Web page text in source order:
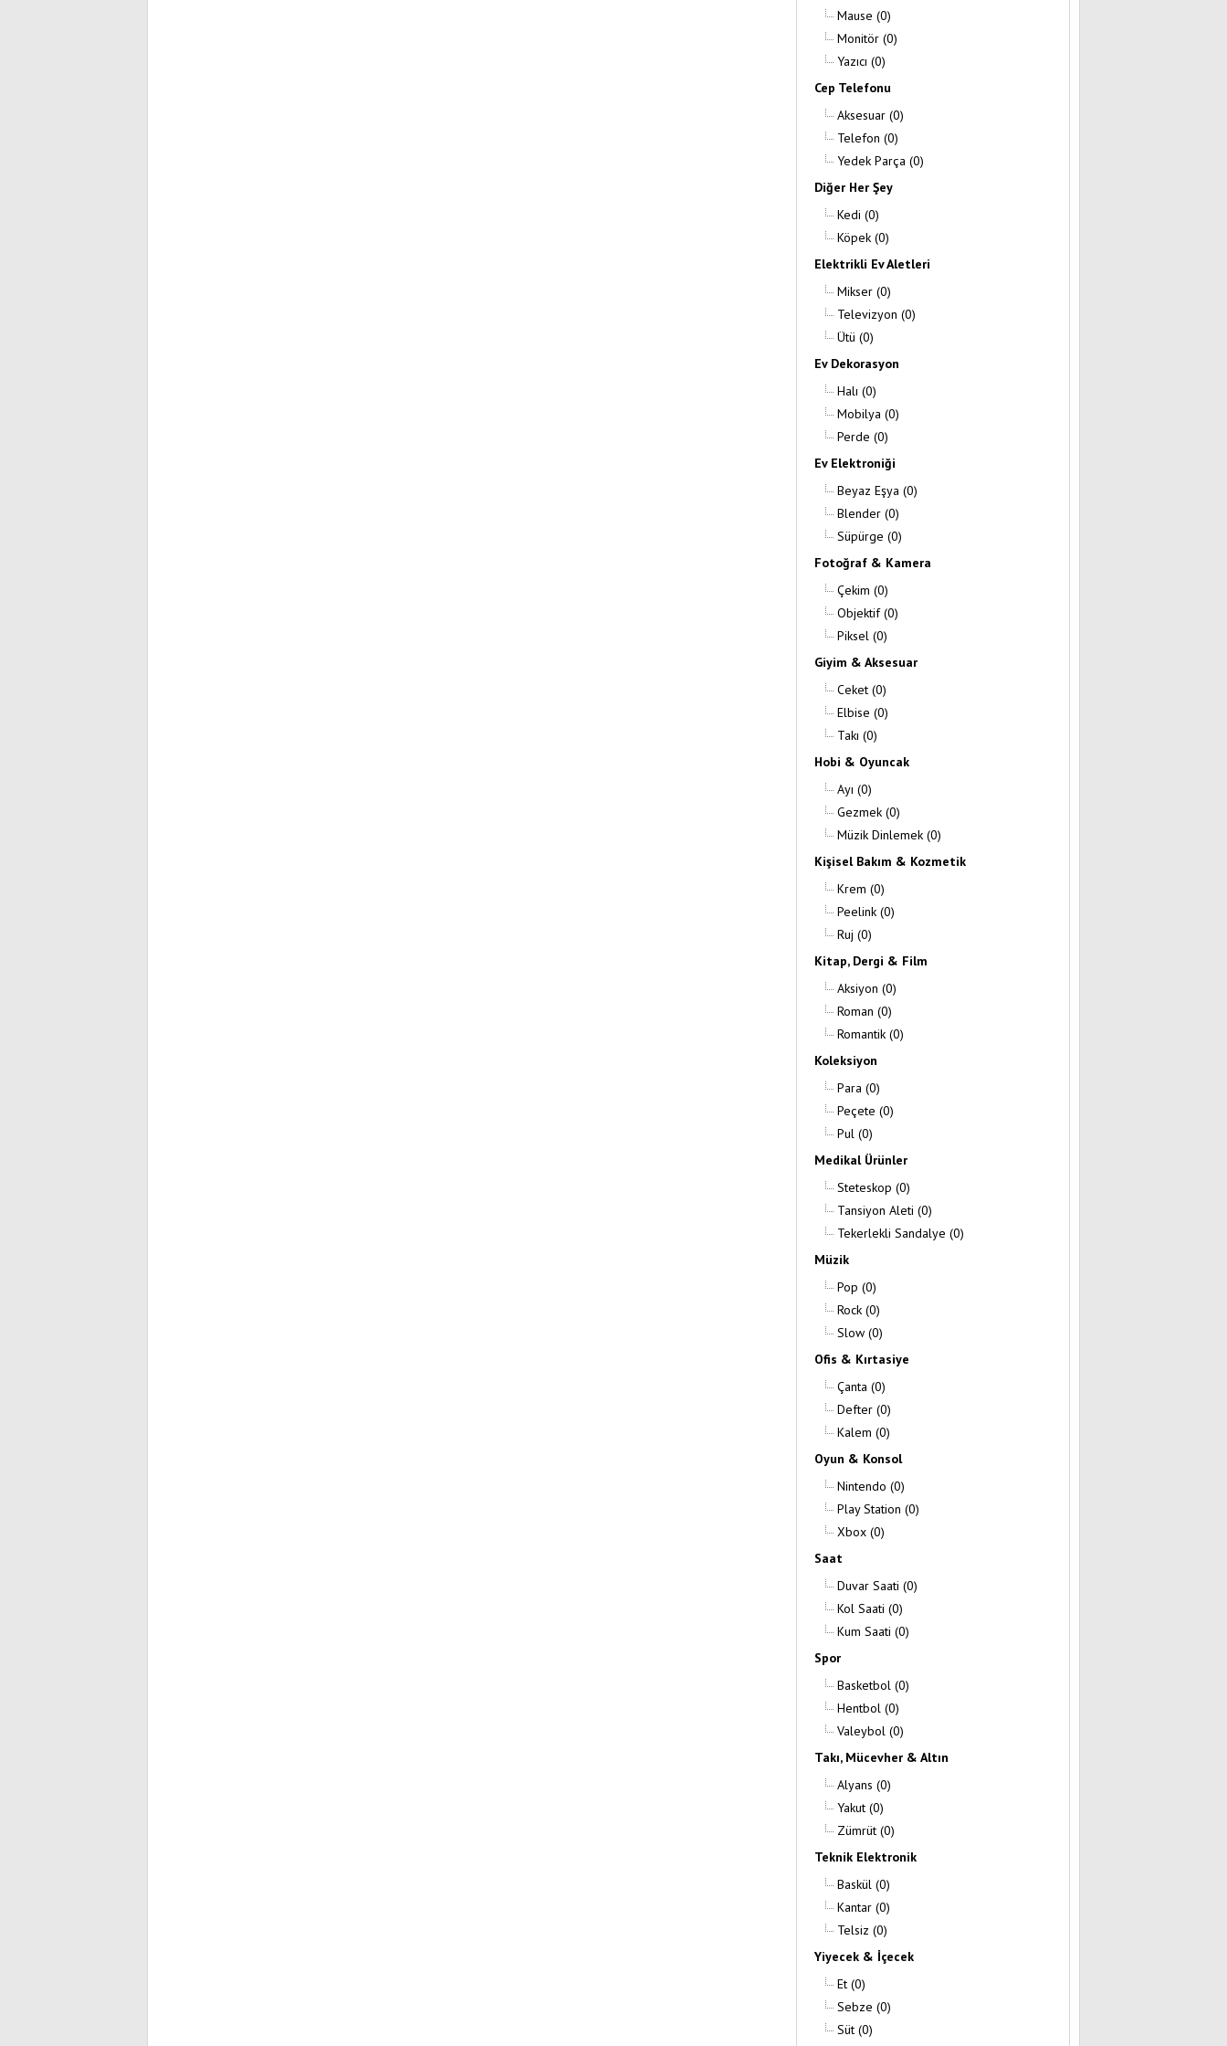
Mause (0)
Monitör (0)
Yazıcı (0)
Cep Telefonu
Aksesuar (0)
Telefon (0)
Yedek Parça (0)
Diğer Her Şey
Kedi (0)
Köpek (0)
Elektrikli Ev Aletleri
Mikser (0)
Televizyon (0)
Ütü (0)
Ev Dekorasyon
Halı (0)
Mobilya (0)
Perde (0)
Ev Elektroniği
Beyaz Eşya (0)
Blender (0)
Süpürge (0)
Fotoğraf & Kamera
Çekim (0)
Objektif(0)
Piksel (0)
Giyim & Aksesuar
Ceket (0)
Elbise (0)
Takı (0)
Hobi & Oyuncak
Ayı (0)
Gezmek (0)
Müzik Dinlemek (0)
Kişisel Bakım & Kozmetik
Krem (0)
Peelink (0)
Ruj (0)
Kitap, Dergi & Film
Aksiyon (0)
Roman (0)
Romantik (0)
Koleksiyon
Para (0)
Peçete (0)
Pul (0)
Medikal Ürünler
Steteskop (0)
Tansiyon Aleti (0)
Tekerlekli Sandalye (0)
Müzik
Pop (0)
Rock (0)
Slow (0)
Ofis & Kırtasiye
Çanta (0)
Defter (0)
Kalem (0)
Oyun & Konsol
Nintendo (0)
Play Station (0)
Xbox (0)
Saat
Duvar Saati (0)
Kol Saati (0)
Kum Saati (0)
Spor
Basketbol (0)
Hentbol (0)
Valeybol (0)
Takı, Mücevher & Altın
Alyans (0)
Yakut (0)
Zümrüt (0)
Teknik Elektronik
Baskül (0)
Kantar (0)
Telsiz (0)
Yiyecek & İçecek
Et (0)
Sebze (0)
Süt (0)